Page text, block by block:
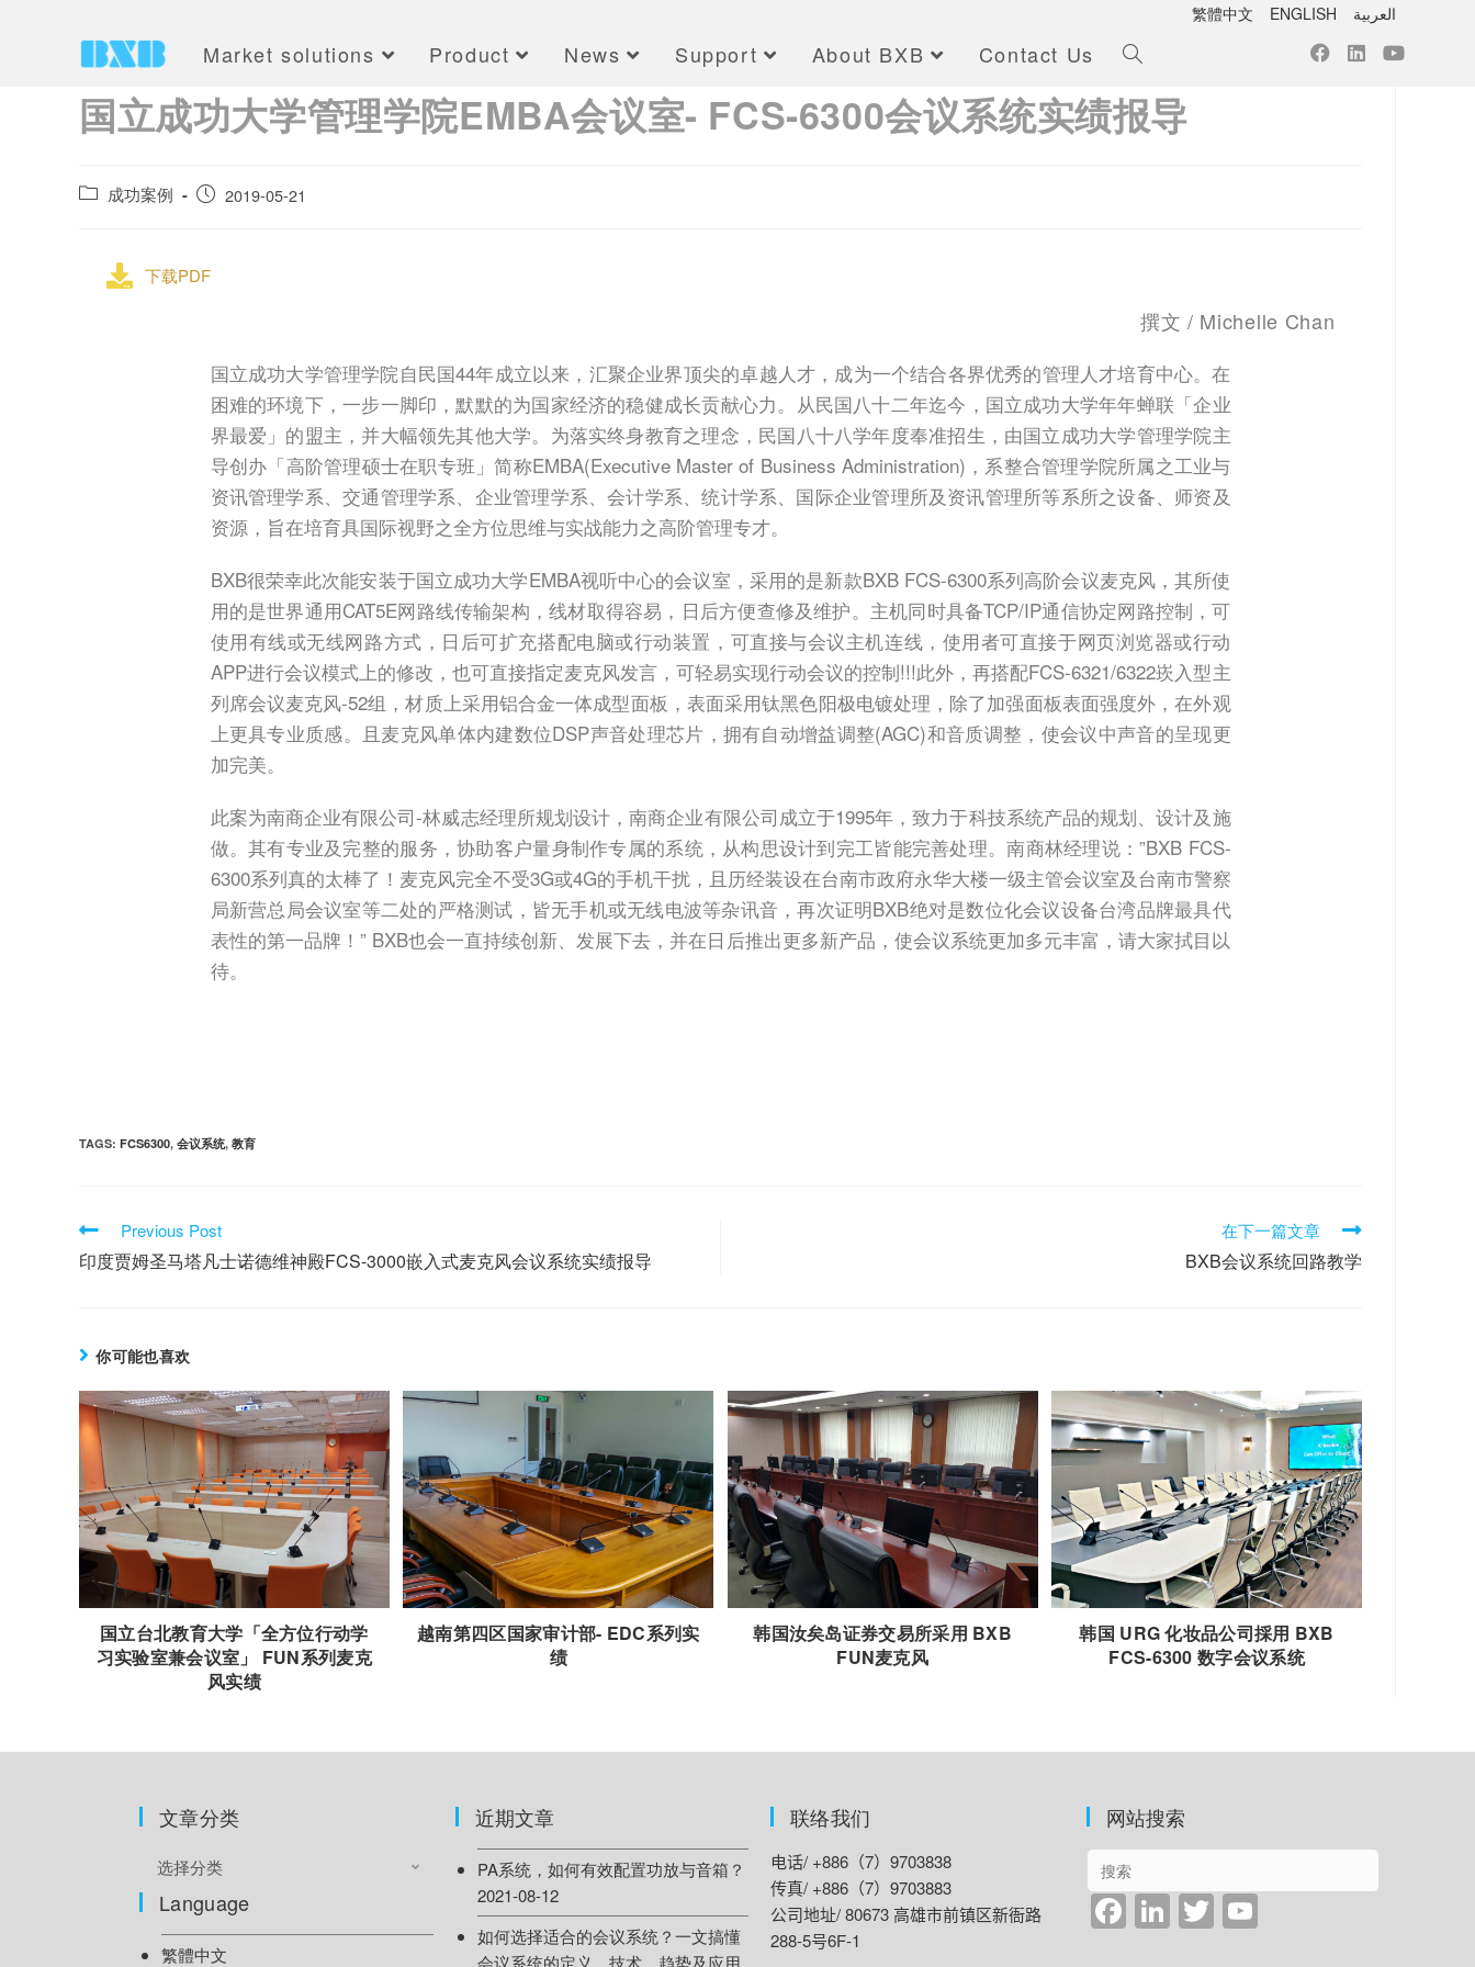
繁體中文 ENGLISH العربية
Market solutions Product News Support About BXB Contact Us
国立成功大学管理学院EMBA会议室- FCS-6300会议系统实绩报导
成功案例 2019-05-21
下载PDF
撰文 / Michelle Chan
国立成功大学管理学院自民国44年成立以来，汇聚企业界顶尖的卓越人才，成为一个结合各界优秀的管理人才培育中心。在
困难的环境下，一步一脚印，默默的为国家经济的稳健成长贡献心力。从民国八十二年迄今，国立成功大学年年蝉联「企业
界最爱」的盟主，并大幅领先其他大学。为落实终身教育之理念，民国八十八学年度奉准招生，由国立成功大学管理学院主
导创办「高阶管理硕士在职专班」简称EMBA(Executive Master of Business Administration)，系整合管理学院所属之工业与
资讯管理学系、交通管理学系、企业管理学系、会计学系、统计学系、国际企业管理所及资讯管理所等系所之设​​备、师资及
资源，旨在培育具国际视野之全方位思维与实战能力之高阶管理专才。
BXB很荣幸此次能安装于国立成功大学EMBA视听中心的会议室，采用的是新款BXB FCS-6300系列高阶会议麦克风，其所使
用的是世界通用CAT5E网路线传输架构，线材取得容易，日后方便查修及维护。主机同时具备TCP/IP通信协定网路控制，可
使用有线或无线网路方式，日后可扩充搭配电脑或行动装置，可直接与会议主机连线，使用者可直接于网页浏览器或行动
APP进行会议模式上的修改，也可直接指定麦克风发言，可轻易实现行动会议的控制!!!此外，再搭配FCS-6321/6322崁入型主
列席会议麦克风-52组，材质上采用铝合金一体成型面板，表面采用钛黑色阳极电镀处理，除了加强面板表面强度外，在外观
上更具专业质感。且麦克风单体内建数位DSP声音处理芯片，拥有自动增益调整(AGC)和音质调整，使会议中声音的呈现更
加完美。
此案为南商企业有限公司-林威志经理所规划设计，南商企业有限公司成立于1995年，致力于科技系统产品的规划、设计及施
做。其有专业及完整的服务，协助客户量身制作专属的系统，从构思设计到完工皆能完善处理。南商林经理说：”BXB FCS-
6300系列真的太棒了！麦克风完全不受3G或4G的手机干扰，且历经装设在台南市政府永华大楼一级主管会议室及台南市警察
局新营总局会议室等二处的严格测试，皆无手机或无线电波等杂讯音，再次证明BXB绝对是数位化会议设备台湾品牌最具代
表性的第一品牌！” BXB也会一直持续创新、发展下去，并在日后推出更多新产品，使会议系统更加多元丰富，请大家拭目以
待。
TAGS: FCS6300, 会议系统, 教育
Previous Post
印度贾姆圣马塔凡士诺德维神殿FCS-3000嵌入式麦克风会议系统实绩报导
在下一篇文章
BXB会议系统回路教学
你可能也喜欢
国立台北教育大学「全方位行动学
习实验室兼会议室」 FUN系列麦克
风实绩
越南第四区国家审计部- EDC系列实
绩
韩国汝矣岛证券交易所采用 BXB
FUN麦克风
韩国 URG 化妆品公司採用 BXB
FCS-6300 数字会议系统
文章分类
选择分类
Language
繁體中文
近期文章
PA系统，如何有效配置功放与音箱？
2021-08-12
如何选择适合的会议系统？一文搞懂
会议系统的定义、技术、趋势及应用
联络我们
电话/ +886（7）9703838
传真/ +886（7）9703883
公司地址/ 80673 高雄市前镇区新衙路
288-5号6F-1
网站搜索
F
a
Li
n
T
wi
Y